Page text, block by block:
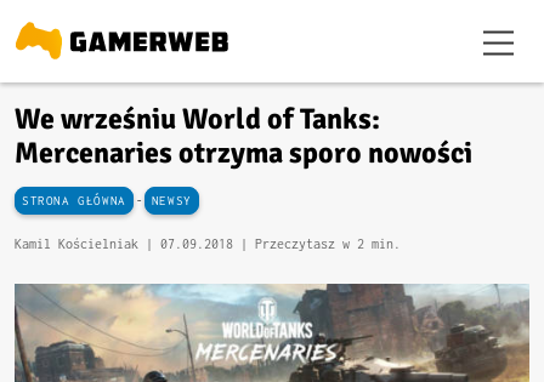
We wrześniu World of Tanks:
Mercenaries otrzyma sporo nowości
STRONA GŁÓWNA - NEWSY
Kamil Kościelniak | 07.09.2018 | Przeczytasz w 2 min.